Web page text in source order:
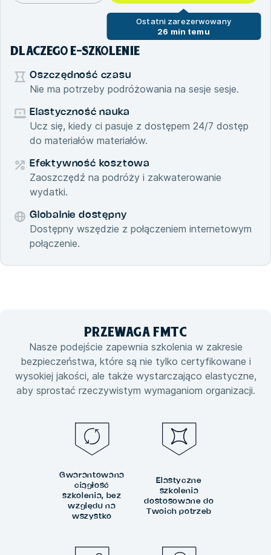
Ostatni zarezerwowany
26 min temu
DLACZEGO E-SZKOLENIE
Oszczędność czasu
Nie ma potrzeby podróżowania na sesje sesje.
Elastyczność nauka
Ucz się, kiedy ci pasuje z dostępem 24/7 dostęp
do materiałów materiałów.
Efektywność kosztowa
Zaoszczędź na podróży i zakwaterowanie
wydatki.
Globalnie dostępny
Dostępny wszędzie z połączeniem internetowym
połączenie.
PRZEWAGA FMTC
Nasze podejście zapewnia szkolenia w zakresie
bezpieczeństwa, które są nie tylko certyfikowane i
wysokiej jakości, ale także wystarczająco elastyczne,
aby sprostać rzeczywistym wymaganiom organizacji.
Gwarantowana
ciągłość
szkolenia, bez
względu na
wszystko
Elastyczne
szkolenia
dostosowane do
Twoich potrzeb